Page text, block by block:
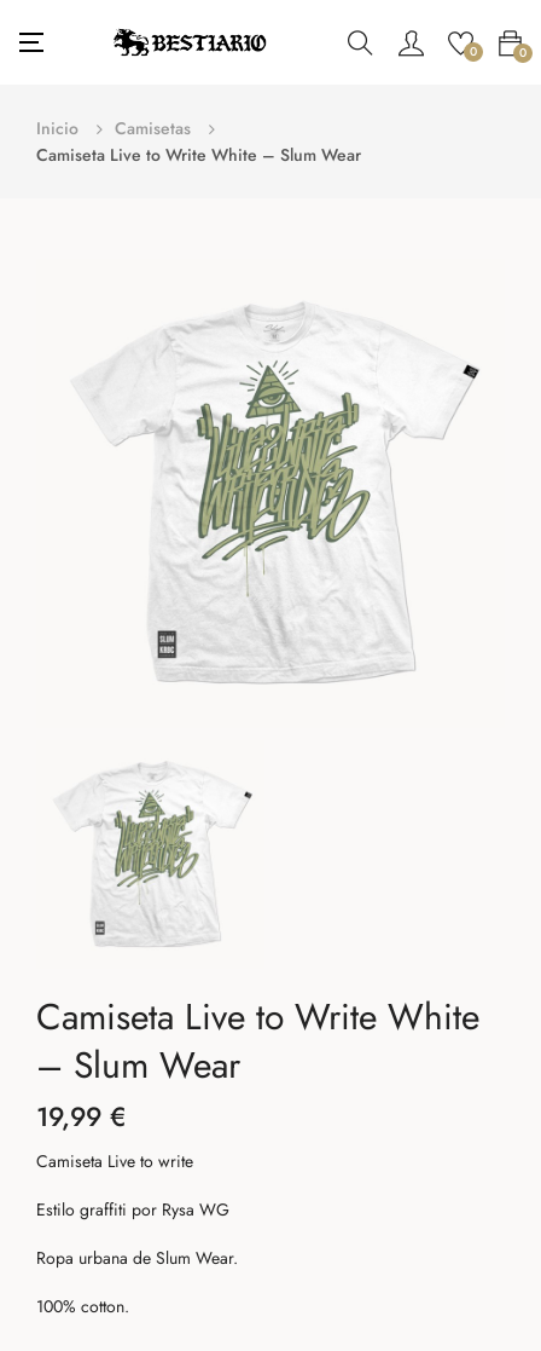
Navegación
☰ 0 0
Inicio
Camisetas
Camiseta Live to Write White – Slum Wear
Camiseta Live to Write White
– Slum Wear
19,99 €
Camiseta Live to write
Estilo graffiti por Rysa WG
Ropa urbana de Slum Wear.
100% cotton.